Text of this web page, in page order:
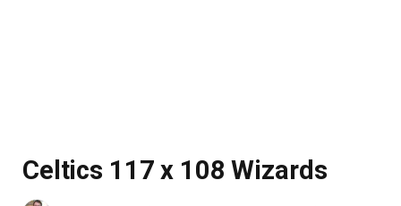
Celtics 117 x 108 Wizards